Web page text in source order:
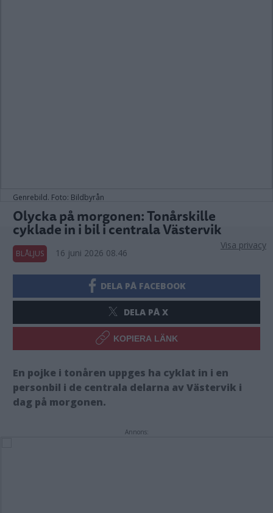
Genrebild. Foto: Bildbyrån
Olycka på morgonen: Tonårskille
cyklade in i bil i centrala Västervik
BLÅLJUS 16 juni 2026 08.46
DELA PÅ FACEBOOK
DELA PÅ X
KOPIERA LÄNK
En pojke i tonåren uppges ha cyklat in i en
personbil i de centrala delarna av Västervik i
dag på morgonen.
Annons:
Visa privacy